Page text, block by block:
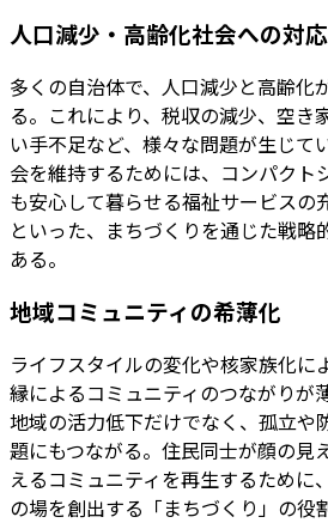
人口減少・高齢化社会への対応
多くの自治体で、人口減少と高齢化
る。これにより、税収の減少、空き
い手不足など、様々な問題が生じて
会を維持するためには、コンパクト
も安心して暮らせる福祉サービスの
といった、まちづくりを通じた戦略
ある。
地域コミュニティの希薄化
ライフスタイルの変化や核家族化に
縁によるコミュニティのつながりが
地域の活力低下だけでなく、孤立や
題にもつながる。住民同士が顔の見
えるコミュニティを再生するために
の場を創出する「まちづくり」の役